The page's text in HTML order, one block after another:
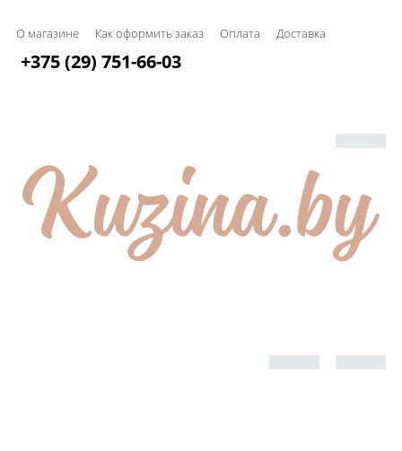
О магазине Как оформить заказ Оплата Доставка
+375 (29) 751-66-03